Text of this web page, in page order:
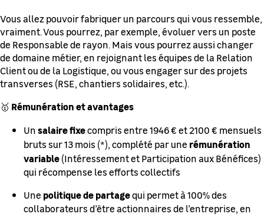
Vous allez pouvoir fabriquer un parcours qui vous ressemble,
vraiment. Vous pourrez, par exemple, évoluer vers un poste
de Responsable de rayon. Mais vous pourrez aussi changer
de domaine métier, en rejoignant les équipes de la Relation
Client ou de la Logistique, ou vous engager sur des projets
transverses (RSE, chantiers solidaires, etc.).
🥇 Rémunération et avantages
Unsalaire fixecompris entre 1946 € et 2100 € mensuels
bruts sur 13 mois (*), complété par une rémunération
variable(Intéressement et Participation aux Bénéfices)
qui récompense les efforts collectifs
Une politique de partagequi permet à 100% des
collaborateurs d’être actionnaires de l’entreprise, en